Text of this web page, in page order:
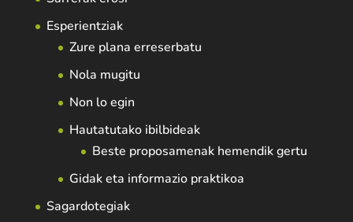
Esperientziak
Zure plana erreserbatu
Nola mugitu
Non lo egin
Hautatutako ibilbideak
Beste proposamenak hemendik gertu
Gidak eta informazio praktikoa
Sagardotegiak